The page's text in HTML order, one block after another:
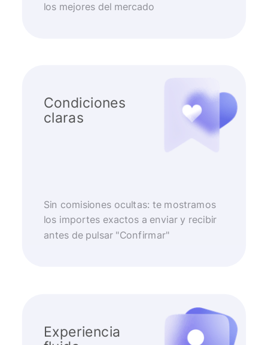
los mejores del mercado
Condiciones
claras
Sin comisiones ocultas: te mostramos
los importes exactos a enviar y recibir
antes de pulsar "Confirmar"
Experiencia